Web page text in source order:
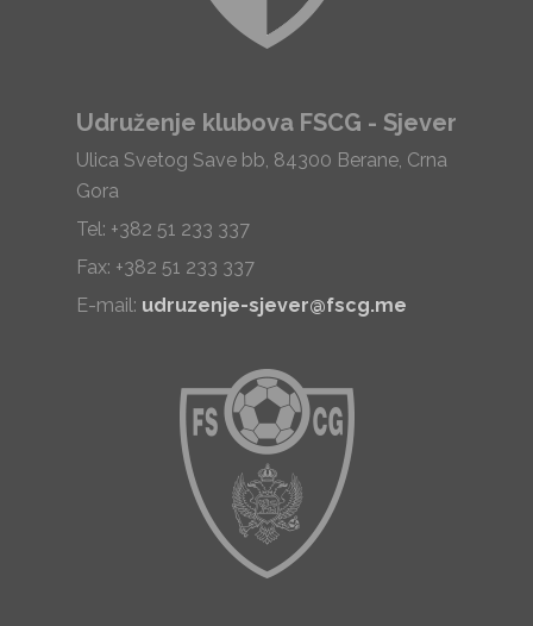
Udruženje klubova FSCG - Sjever
Ulica Svetog Save bb, 84300 Berane, Crna
Gora
Tel: +382 51 233 337
Fax: +382 51 233 337
E-mail: udruzenje-sjever@fscg.me